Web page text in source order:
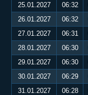
25.01.2027
06:32
26.01.2027
06:32
27.01.2027
06:31
28.01.2027
06:30
29.01.2027
06:30
30.01.2027
06:29
31.01.2027
06:28